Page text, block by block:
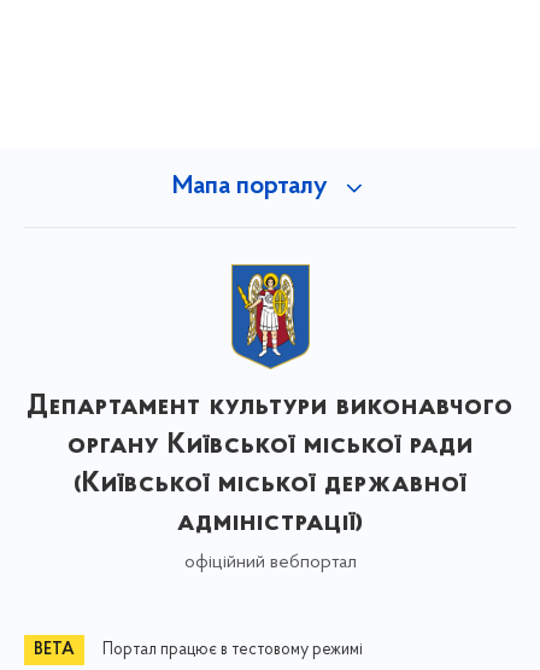
Мапа порталу
Департамент культури виконавчого
органу Київської міської ради
(Київської міської державної
адміністрації)
офіційний вебпортал
Портал працює в тестовому режимі